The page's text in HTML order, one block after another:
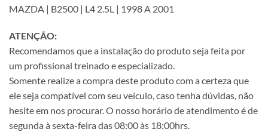
MAZDA | B2500 | L4 2.5L | 1998 A 2001
ATENÇÃO:
Recomendamos que a instalação do produto seja feita por
um profissional treinado e especializado.
Somente realize a compra deste produto com a certeza que
ele seja compatível com seu veículo, caso tenha dúvidas, não
hesite em nos procurar. O nosso horário de atendimento é de
segunda à sexta-feira das 08:00 às 18:00hrs.